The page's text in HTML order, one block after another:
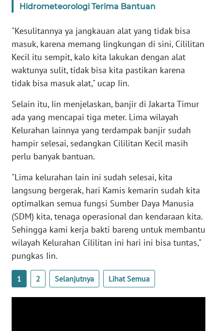
Hidrometeorologi Terima Bantuan
"Kesulitannya ya jangkauan alat yang tidak bisa
masuk, karena memang lingkungan di sini, Cililitan
Kecil itu sempit, kalo kita lakukan dengan alat
waktunya sulit, tidak bisa kita pastikan karena
tidak bisa masuk alat," ucap Iin.
Selain itu, Iin menjelaskan, banjir di Jakarta Timur
ada yang mencapai tiga meter. Lima wilayah
Kelurahan lainnya yang terdampak banjir sudah
hampir selesai, sedangkan Cililitan Kecil masih
perlu banyak bantuan.
"Lima kelurahan lain ini sudah selesai, kita
langsung bergerak, hari Kamis kemarin sudah kita
optimalkan semua fungsi Sumber Daya Manusia
(SDM) kita, tenaga operasional dan kendaraan kita.
Sehingga kami kerja bakti bareng untuk membantu
wilayah Kelurahan Cililitan ini hari ini bisa tuntas,"
pungkas Iin.
1 2 Selanjutnya Lihat Semua
WN
WN
PAPUA
BARAT
RIAU
WN
SERAMBI
JAMBI
WN
SULTRA
WN
NTB
WN
SULTENG